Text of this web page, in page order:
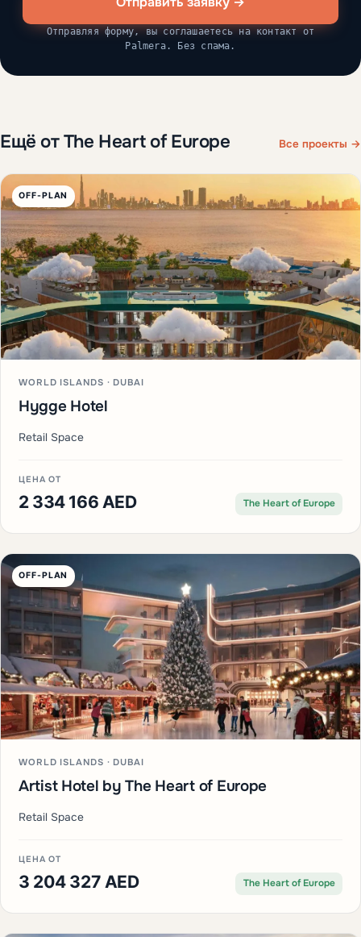
Отправляя форму, вы соглашаетесь на контакт от
Palmera. Без спама.
Ещё от The Heart of Europe Все проекты →
OFF-PLAN
WORLD ISLANDS · DUBAI
Hygge Hotel
Retail Space
ЦЕНА ОТ
2 334 166 AED The Heart of Europe
OFF-PLAN
WORLD ISLANDS · DUBAI
Artist Hotel by The Heart of Europe
Retail Space
ЦЕНА ОТ
3 204 327 AED The Heart of Europe